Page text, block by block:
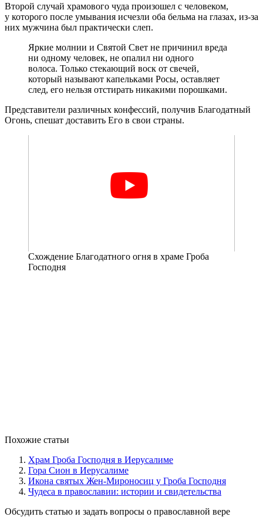
Второй случай храмового чуда произошел с человеком,
у которого после умывания исчезли оба бельма на глазах, из-за
них мужчина был практически слеп.
Яркие молнии и Святой Свет не причинил вреда
ни одному человек, не опалил ни одного
волоса. Только стекающий воск от свечей,
который называют капельками Росы, оставляет
след, его нельзя отстирать никакими порошками.
Представители различных конфессий, получив Благодатный
Огонь, спешат доставить Его в свои страны.
Схождение Благодатного огня в храме Гроба
Господня
Похожие статьи
Храм Гроба Господня в Иерусалиме
Гора Сион в Иерусалиме
Икона святых Жен-Мироносиц у Гроба Господня
Чудеса в православии: истории и свидетельства
Обсудить статью и задать вопросы о православной вере